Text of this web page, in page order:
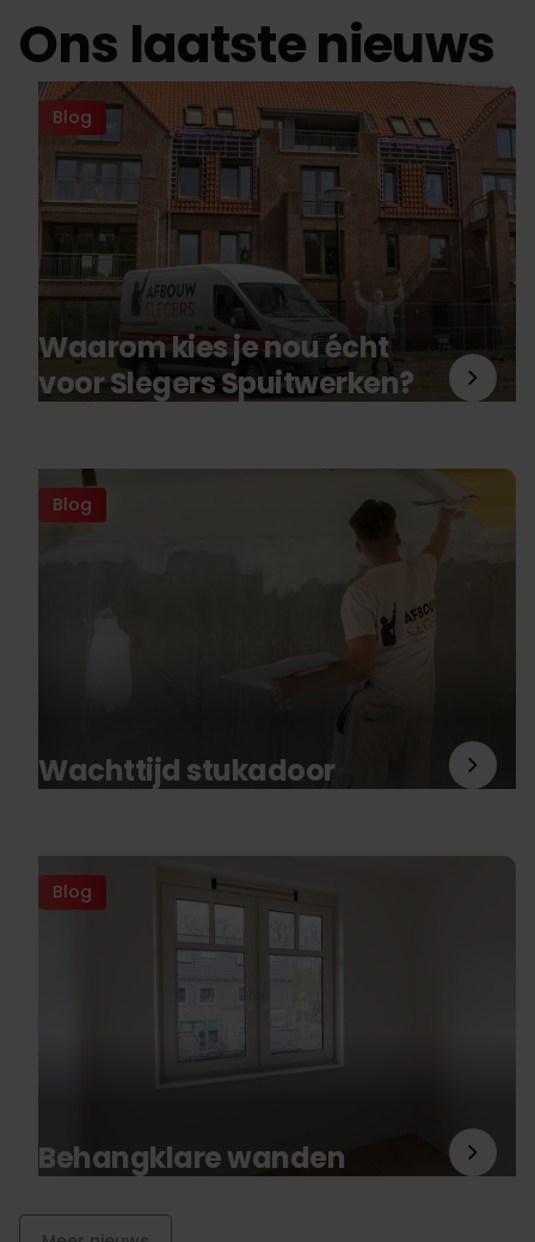
Ons laatste nieuws
Blog
Waarom kies je nou écht
voor Slegers Spuitwerken?
Blog
Wachttijd stukadoor
Blog
Behangklare wanden